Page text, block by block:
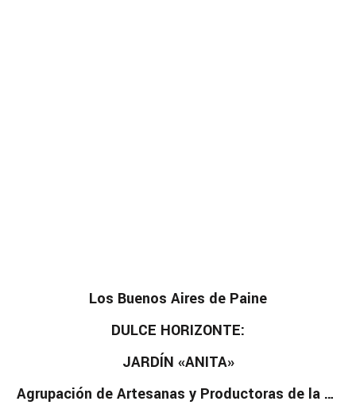
Los Buenos Aires de Paine
DULCE HORIZONTE:
JARDÍN «ANITA»
Agrupación de Artesanas y Productoras de la Cuenca de Aculeo